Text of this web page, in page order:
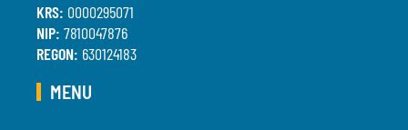
KRS: 0000295071
NIP: 7810047876
REGON: 630124183
MENU